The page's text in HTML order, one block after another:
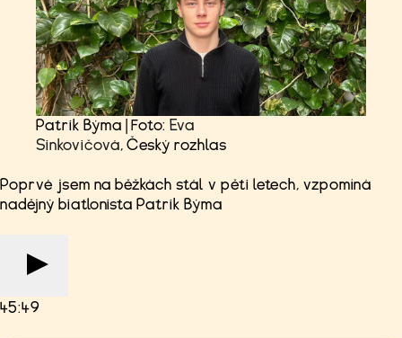
Patrik Býma | Foto:Eva
Sinkovičová, Český rozhlas
Poprvé jsem na běžkách stál v pěti letech, vzpomíná
nadějný biatlonista Patrik Býma
45:49